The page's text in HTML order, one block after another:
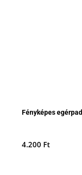
Fényképes
4.200 Ft